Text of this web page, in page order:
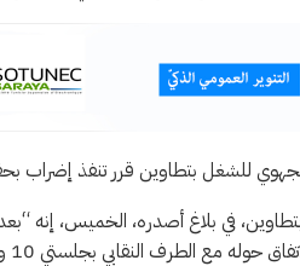
للشغل بتطاوين قرر تنفذ إضراب بحقلي الواحة